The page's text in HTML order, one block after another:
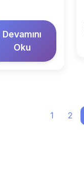
Devamını
Oku
1 2